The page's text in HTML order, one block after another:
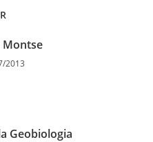
Montse
2013
Geobiologia